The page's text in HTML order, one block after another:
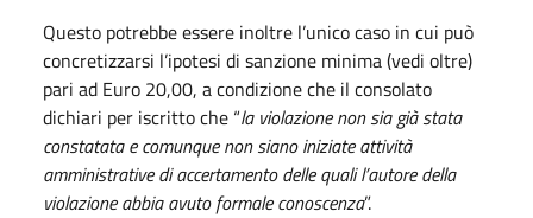
Questo potrebbe essere inoltre l’unico caso in cui può
concretizzarsi l’ipotesi di sanzione minima (vedi oltre)
pari ad Euro 20,00, a condizione che il consolato
dichiari per iscritto che “la violazione non sia già stata
constatata e comunque non siano iniziate attività
amministrative di accertamento delle quali l’autore della
violazione abbia avuto formale conoscenza”.